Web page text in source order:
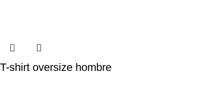
T-shirt oversize hombre